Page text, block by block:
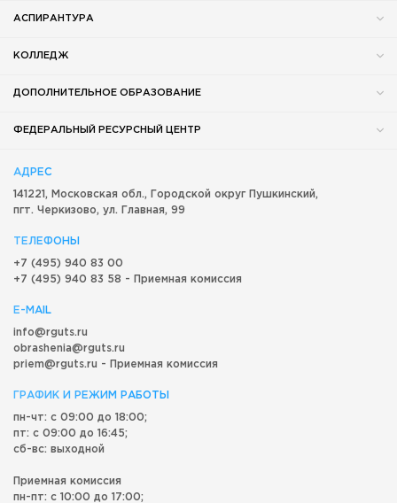
АСПИРАНТУРА
КОЛЛЕДЖ
ДОПОЛНИТЕЛЬНОЕ ОБРАЗОВАНИЕ
ФЕДЕРАЛЬНЫЙ РЕСУРСНЫЙ ЦЕНТР
АДРЕС
141221, Московская обл., Городской округ Пушкинский,
пгт. Черкизово, ул. Главная, 99
ТЕЛЕФОНЫ
+7 (495) 940 83 00
+7 (495) 940 83 58 - Приемная комиссия
E-MAIL
info@rguts.ru
obrashenia@rguts.ru
priem@rguts.ru - Приемная комиссия
ГРАФИК И РЕЖИМ РАБОТЫ
пн-чт: с 09:00 до 18:00;
пт: с 09:00 до 16:45;
сб-вс: выходной
Приемная комиссия
пн-пт: с 10:00 до 17:00;